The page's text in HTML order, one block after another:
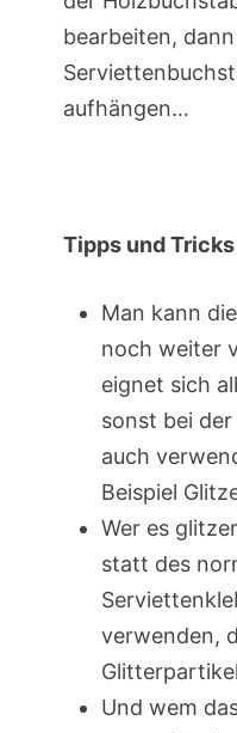
bearbeiten,
aufhängen…
Tipps und Tricks
Man kann
noch weiter
eignet sich
sonst bei
auch
Beispiel
Wer es
statt des
verwenden,
Und wem